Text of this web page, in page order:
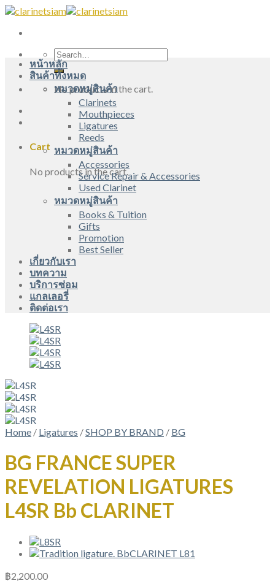
Skip
content
Search
for:
No products in the cart.
Cart
No products in the cart.
หน้าหลัก
สินค้าทั้งหมด
หมวดหมู่สินค้า
Clarinets
Mouthpieces
Ligatures
Reeds
หมวดหมู่สินค้า
Accessories
Service Repair & Accessories
Used Clarinet
หมวดหมู่สินค้า
Books & Tuition
Gifts
Promotion
Best Seller
เกี่ยวกับเรา
บทความ
บริการซ่อม
แกลเลอรี่
ติดต่อเรา
Home / Ligatures /SHOP BY BRAND / BG
BG FRANCE SUPER
REVELATION LIGATURES
L4SR Bb CLARINET
฿2,200.00